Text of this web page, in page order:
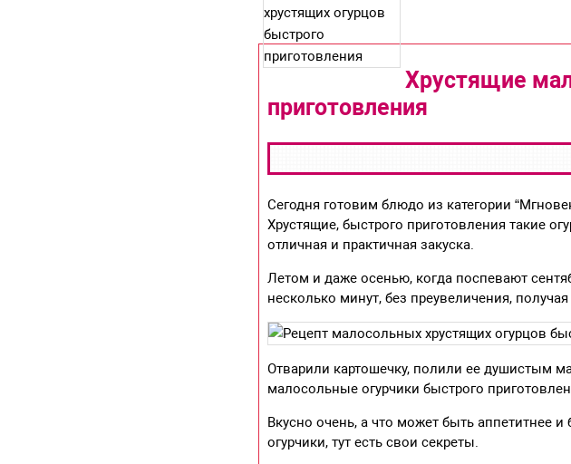
Хрустящие
приготовления
Сегодня готовим блюдо из категории
Хрустящие, быстрого приготовления такие
отличная и практичная закуска.
Летом и даже осенью, когда поспевают
несколько минут, без преувеличения,
Отварили картошечку, полили ее душистым
малосольные огурчики быстрого
Вкусно очень, а что может быть аппетитнее
огурчики, тут есть свои секреты.